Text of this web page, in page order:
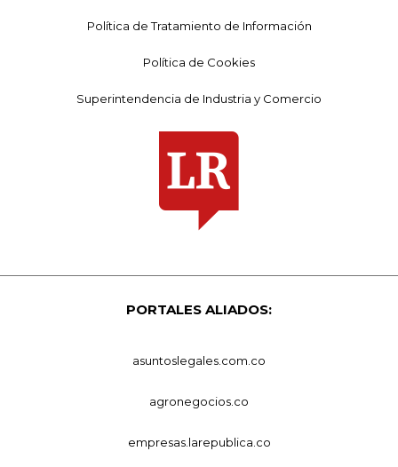
Política de Tratamiento de Información
Política de Cookies
Superintendencia de Industria y Comercio
PORTALES ALIADOS:
asuntoslegales.com.co
agronegocios.co
empresas.larepublica.co